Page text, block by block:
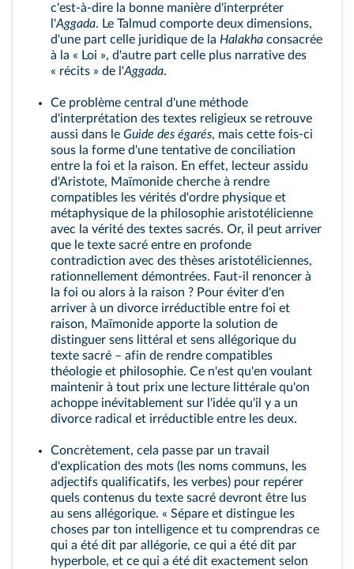
c'est‑à‑dire la bonne manière d'interpréter
l'Aggada. Le Talmud comporte deux dimensions,
d'une part celle juridique de la Halakha consacrée
à la « Loi », d'autre part celle plus narrative des
« récits » de l'Aggada.
Ce problème central d'une méthode
d'interprétation des textes religieux se retrouve
aussi dans le Guide des égarés, mais cette fois‑ci
sous la forme d'une tentative de conciliation
entre la foi et la raison. En effet, lecteur assidu
d'Aristote, Maïmonide cherche à rendre
compatibles les vérités d'ordre physique et
métaphysique de la philosophie aristotélicienne
avec la vérité des textes sacrés. Or, il peut arriver
que le texte sacré entre en profonde
contradiction avec des thèses aristotéliciennes,
rationnellement démontrées. Faut‑il renoncer à
la foi ou alors à la raison ? Pour éviter d'en
arriver à un divorce irréductible entre foi et
raison, Maïmonide apporte la solution de
distinguer sens littéral et sens allégorique du
texte sacré – afin de rendre compatibles
théologie et philosophie. Ce n'est qu'en voulant
maintenir à tout prix une lecture littérale qu'on
achoppe inévitablement sur l'idée qu'il y a un
divorce radical et irréductible entre les deux.
Concrètement, cela passe par un travail
d'explication des mots (les noms communs, les
adjectifs qualificatifs, les verbes) pour repérer
quels contenus du texte sacré devront être lus
au sens allégorique. « Sépare et distingue les
choses par ton intelligence et tu comprendras ce
qui a été dit par allégorie, ce qui a été dit par
hyperbole, et ce qui a été dit exactement selon